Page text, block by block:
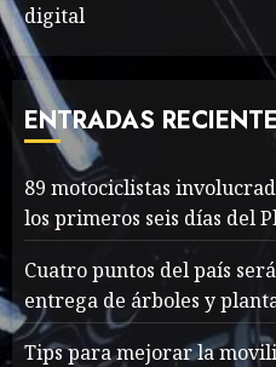
1
89
2
War
MAYO
digital
ENTRADAS
89 motociclistas
los primeros seis días del
Cuatro puntos del país
entrega de árboles y
Tips para mejorar la